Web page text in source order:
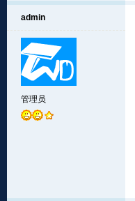
admin
管理员